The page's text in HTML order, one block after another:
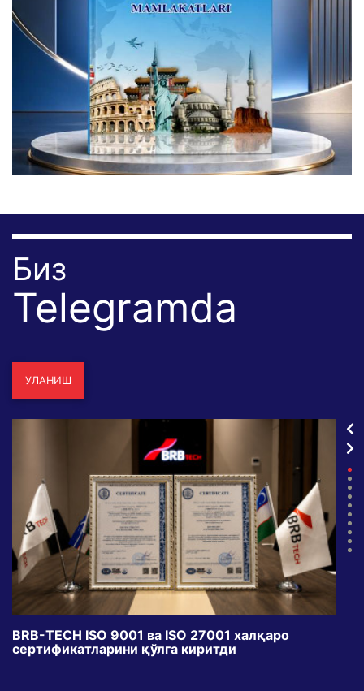
Биз
Telegramda
УЛАНИШ
BRB-TECH ISO 9001 ва ISO 27001 халқаро
сертификатларини қўлга киритди